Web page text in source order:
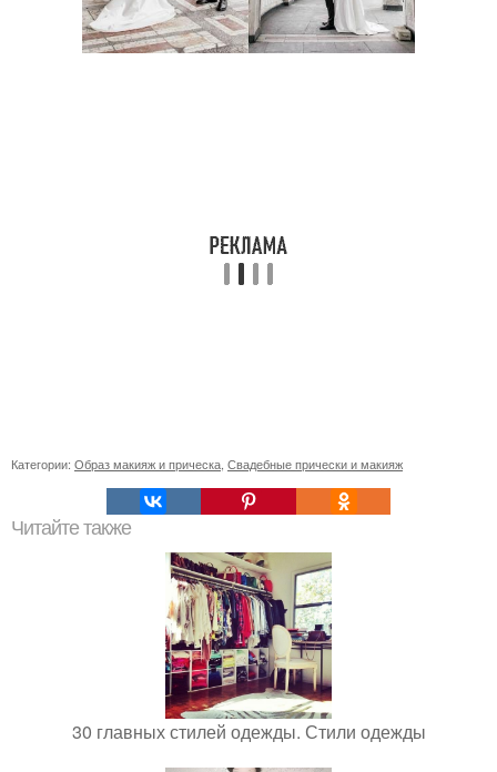
Категории: Образ макияж и прическа, Свадебные прически и макияж
Читайте также
30 главных стилей одежды. Стили одежды